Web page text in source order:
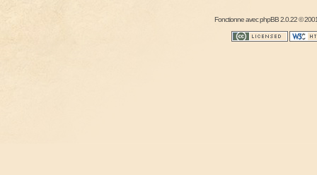
Fonctionne avecphpBB2.0.22 ©